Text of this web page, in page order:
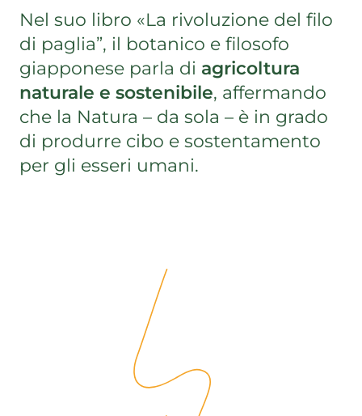
Nel suo libro «La rivoluzione del filo
di paglia”, il botanico e filosofo
giapponese parla di agricoltura
naturale e sostenibile, affermando
che la Natura – da sola – è in grado
di produrre cibo e sostentamento
per gli esseri umani.